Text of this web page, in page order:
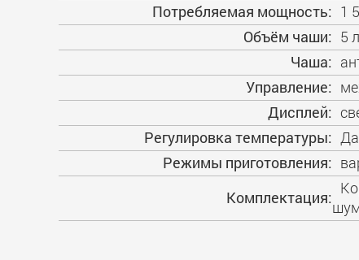
Потребляемая мощность: 1
Объём чаши: 5 л
Чаша:
Управление:
Дисплей:
Регулировка температуры: Да
Режимы приготовления:
Комплектация: